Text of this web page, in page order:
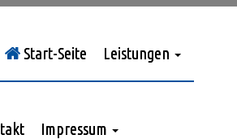
Start-Seite Leistungen
Impressum